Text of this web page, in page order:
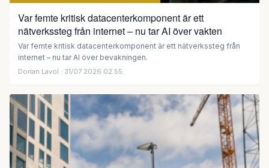
Var femte kritisk datacenterkomponent är ett
nätverkssteg från internet – nu tar AI över vakten
Var femte kritisk datacenterkomponent är ett nätverkssteg från
internet – nu tar AI över bevakningen.
Dorian Lavol · 31/07 2026 02:55